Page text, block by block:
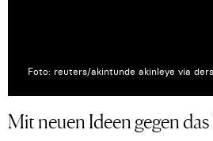
Foto: reuters/akintunde akinleye via
Mit neuen Ideen gegen